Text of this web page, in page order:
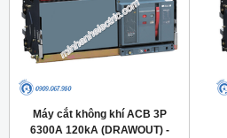
Máy cắt không khí ACB 3P
6300A 120kA (DRAWOUT) -